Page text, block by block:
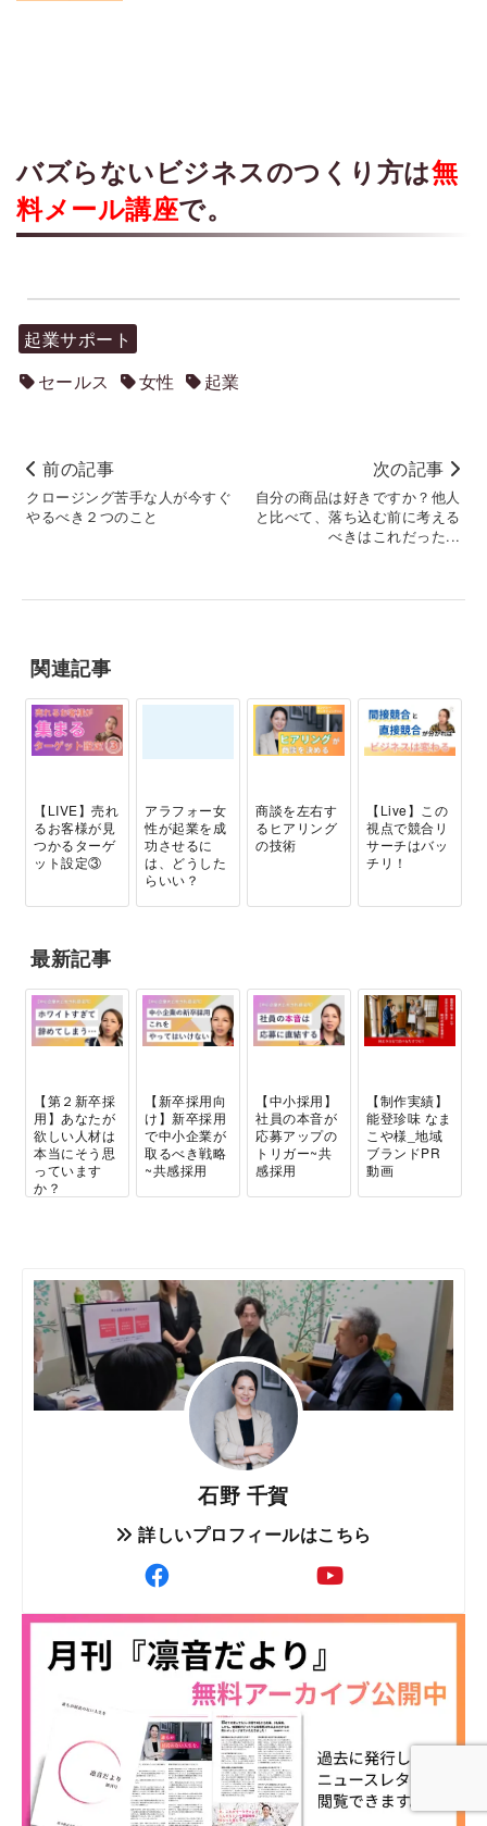
バズらないビジネスのつくり方は無
料メール講座で。
起業サポート
セールス
女性 起業
前の記事
クロージング苦手な人が今すぐ
やるべき２つのこと
次の記事
自分の商品は好きですか？他人
と比べて、落ち込む前に考える
べきはこれだった...
関連記事
【LIVE】売れ
るお客様が見
つかるターゲ
ット設定③
アラフォー女
性が起業を成
功させるに
は、どうした
らいい？
商談を左右す
るヒアリング
の技術
【Live】この
視点で競合リ
サーチはバッ
チリ！
最新記事
【第２新卒採
用】あなたが
欲しい人材は
本当にそう思
っています
か？
【新卒採用向
け】新卒採用
で中小企業が
取るべき戦略
~共感採用
【中小採用】
社員の本音が
応募アップの
トリガー~共
感採用
【制作実績】
能登珍味 なま
こや様_地域
ブランドPR
動画
石野 千賀
詳しいプロフィールはこちら